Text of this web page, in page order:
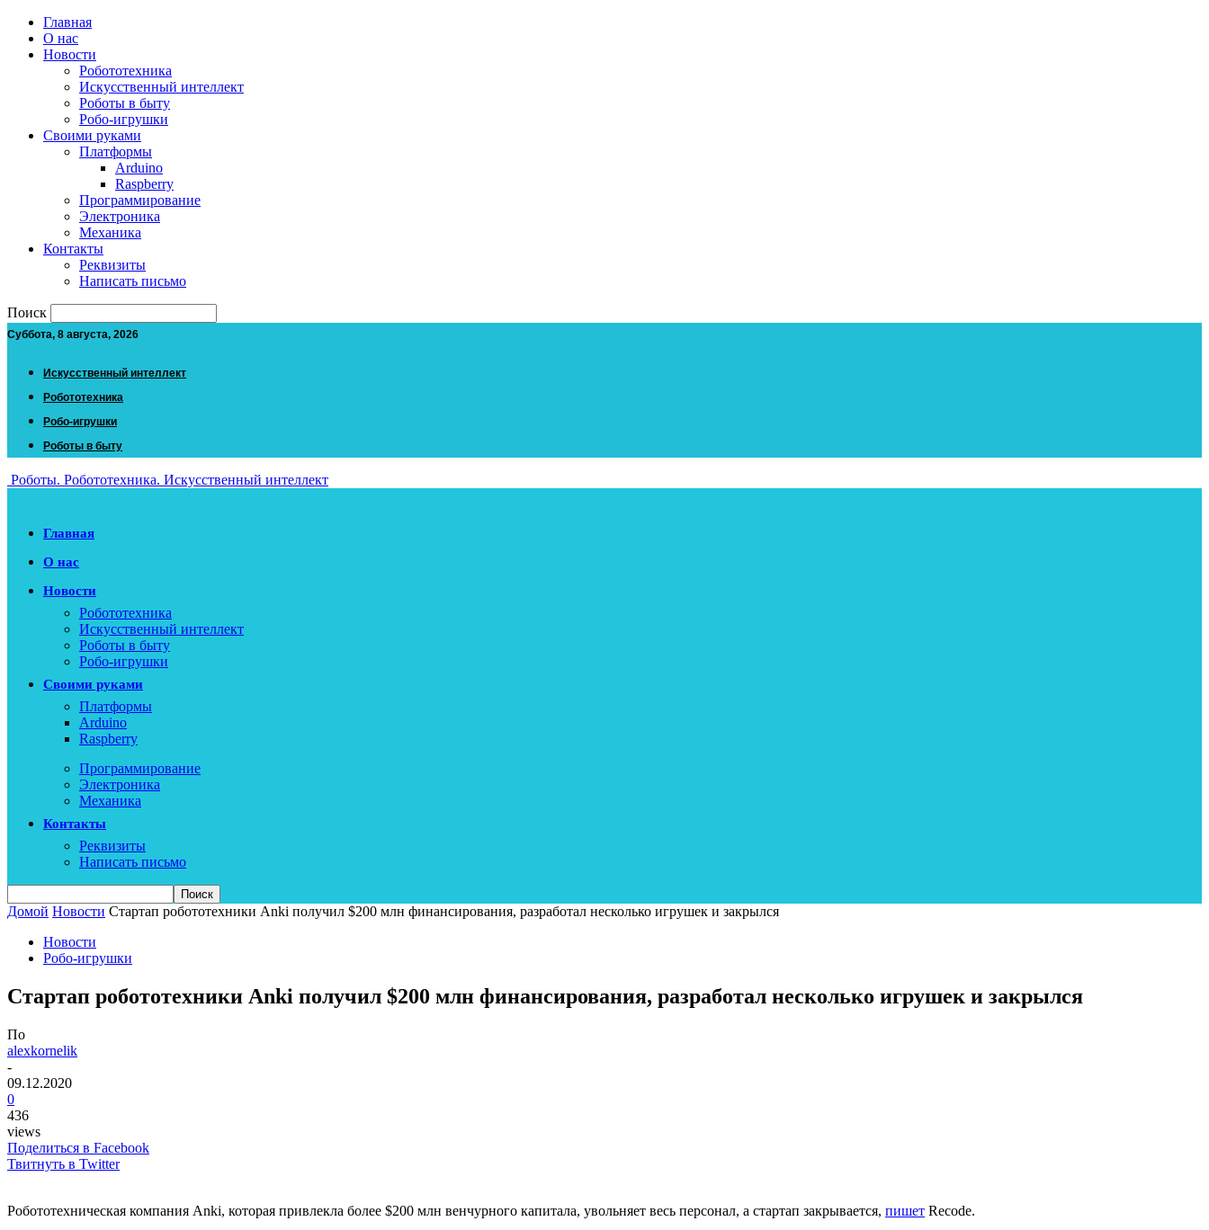
Главная
О нас
Новости
Робототехника
Искусственный интеллект
Роботы в быту
Робо-игрушки
Своими руками
Платформы
Arduino
Raspberry
Программирование
Электроника
Механика
Контакты
Реквизиты
Написать письмо
Поиск
Суббота, 8 августа, 2026
Искусственный интеллект
Робототехника
Робо-игрушки
Роботы в быту
Роботы. Робототехника. Искусственный интеллект
Главная
О нас
Новости
Робототехника
Искусственный интеллект
Роботы в быту
Робо-игрушки
Своими руками
Платформы
Arduino
Raspberry
Программирование
Электроника
Механика
Контакты
Реквизиты
Написать письмо
Домой Новости Cтартап робототехники Anki получил $200 млн финансирования, разработал несколько игрушек и закрылся
Новости
Робо-игрушки
Cтартап робототехники Anki получил $200 млн финансирования, разработал несколько игрушек и закрылся
По
alexkornelik
-
09.12.2020
0
436
views
Поделиться в Facebook
Твитнуть в Twitter
Робототехническая компания Anki, которая привлекла более $200 млн венчурного капитала, увольняет весь персонал, а стартап закрывается, пишет Recode.